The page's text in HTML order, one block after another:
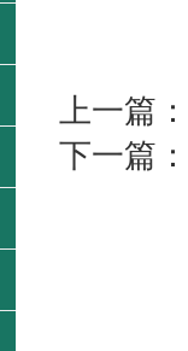
上一篇：
下一篇：